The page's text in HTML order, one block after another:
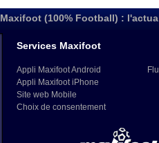
Maxifoot (100% Football) :
Services Maxifoot
Appli Maxifoot Android
Appli Maxifoot iPhone
Site web Mobile
Choix de consentement